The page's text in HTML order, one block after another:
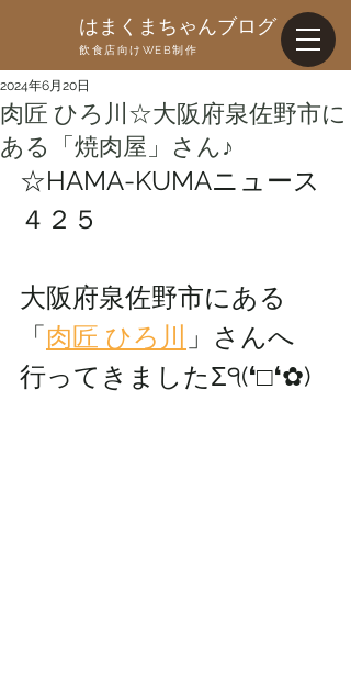
はまくまちゃんブログ
飲食店向けWEB制作
肉匠 ひろ川☆大阪府泉佐野市に
ある「焼肉屋」さん♪
2024年6月20日
☆HAMA-KUMAニュース
４２５
大阪府泉佐野市にある
「肉匠 ひろ川
」さんへ
行ってきましたΣ੧(❛□❛✿)